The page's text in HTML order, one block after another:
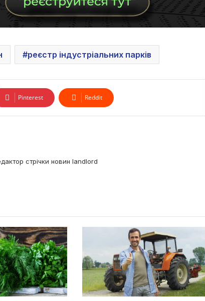
реєстр індустріальних парків
Pinterest Reddit
стрічки новин landlord